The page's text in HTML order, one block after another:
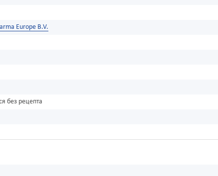
Europe B.V.
без рецепта